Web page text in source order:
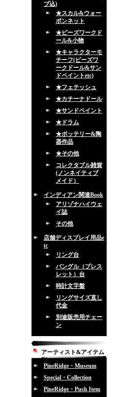
ブ込)
★スカル&ウォー
ボンネット
★ビーズワークド
ール&小物
★キャラクターモ
チーフ(ビーズワ
ークドール&サン
ドペイントetc)
★フェテッシュ
★カチーナドール
★サンドペイント
★ドラム
★ポッテリー&陶
器作品
★その他
コレクタブル雑貨
(ノンネイティブ
メイド）
インディアン関連Book
アリゾナハイウェ
イ誌
その他
店舗ディスプレイ用品e
tc
リング台
バングル（ブレス
レット）台
時計文字盤
リングサイズ直し
代金
別途販売用チェー
ン
アーティスト&アイテム
別
PineRidge・Museum
Special・Collection
PineRidge・Push Item